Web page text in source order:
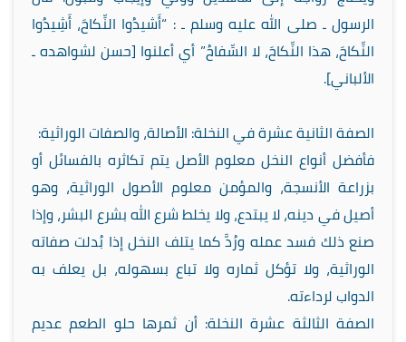
الرسول ـ صلى الله عليه وسلم ـ : “أَشيدُوا النِّكاحَ، أَشِيدُوا
النِّكاحَ، هذا النِّكاحَ، لا السِّفاحُ” أي أعلنوا [حسن لشواهده ـ
الألباني].
الصفة الثانية عشرة في النخلة: الأصالة، والصفات الوراثية:
فأفضل أنواع النخل معلوم الأصل يتم تكاثره بالفسائل أو
بزراعة الأنسجة، والمؤمن معلوم الأصول الوراثية، وهو
أصيل في دينه، لا يبتدع، ولا يخلط شرع الله بشرع البشر، وإذا
صنع ذلك فسد عمله ورُدَّ كما يتلف النخل إذا بُدلت صفاته
الوراثية، ولا تؤكل ثماره ولا تباع بسهوله، بل يعلف به
الدواب لرداءته.
الصفة الثالثة عشرة النخلة: أن ثمرها حلو الطعم عديم